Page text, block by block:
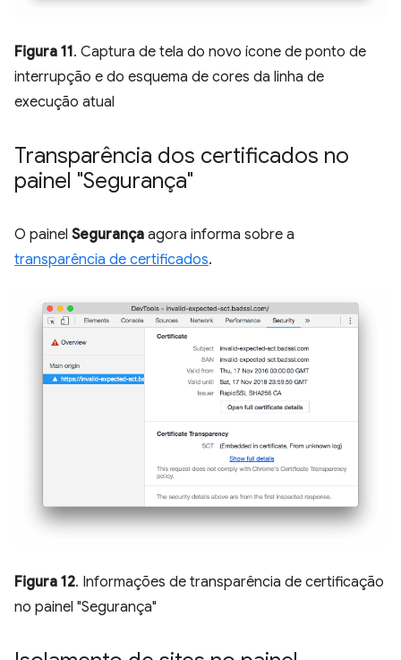
Figura 11. Captura de tela do novo ícone de ponto de
interrupção e do esquema de cores da linha de
execução atual
Transparência dos certificados no
painel "Segurança"
O painel Segurança agora informa sobre a
transparência de certificados.
Figura 12. Informações de transparência de certificação
no painel "Segurança"